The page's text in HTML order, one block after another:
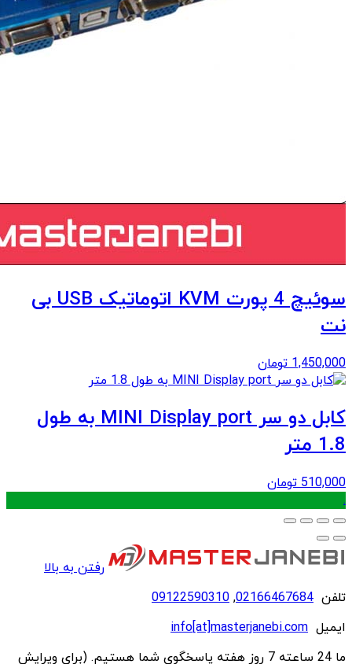
سوئیچ 4 پورت KVM اتوماتیک USB بی
نت
1,450,000 تومان
کابل دو سر MINI Display port به طول
1.8 متر
510,000 تومان
.
رفتن به بالا
تلفن 02166467684
,
09122590310
ایمیل info[at]masterjanebi.com
ما 24 ساعته 7 روز هفته پاسخگوی شما هستیم. (برای ویرایش